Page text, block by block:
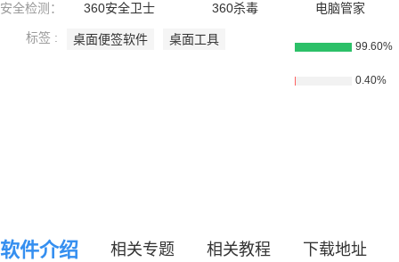
安全检测： 360安全卫士 360杀毒 电脑管家
标签 : 桌面便签软件 桌面工具 99.60%
0.40%
软件介绍 相关专题 相关教程 下载地址